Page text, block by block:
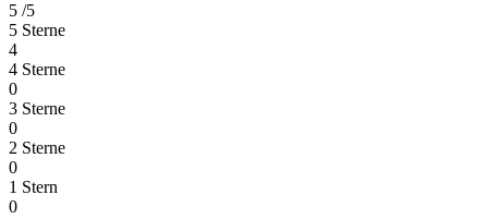
5 /5
5 Sterne
4
4 Sterne
0
3 Sterne
0
2 Sterne
0
1 Stern
0